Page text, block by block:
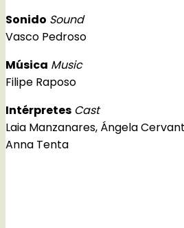
Sonido Sound
Vasco Pedroso
Música Music
Filipe Raposo
Intérpretes Cast
Laia Manzanares, Ángela
Anna Tenta